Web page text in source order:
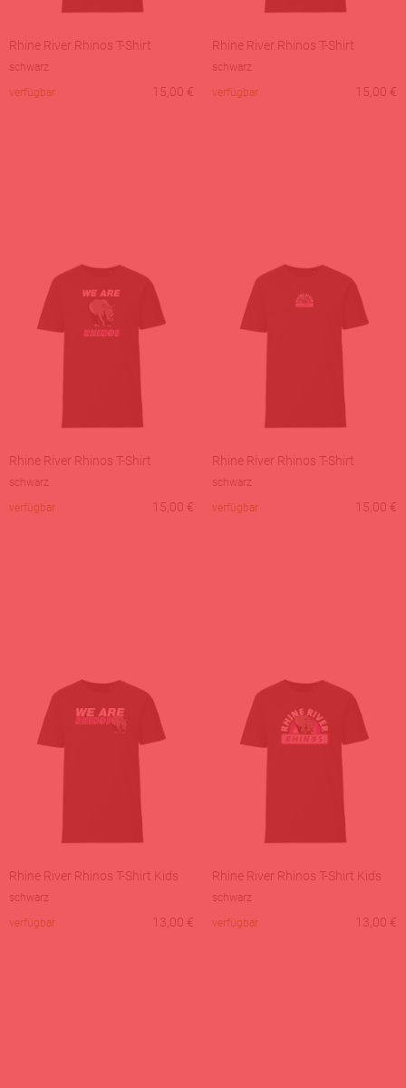
Rhine River Rhinos T-Shirt
schwarz
verfügbar
15,00 €
Rhine River Rhinos T-Shirt
schwarz
verfügbar
15,00 €
Rhine River Rhinos T-Shirt
schwarz
verfügbar
15,00 €
Rhine River Rhinos T-Shirt
schwarz
verfügbar
15,00 €
Rhine River Rhinos T-Shirt Kids
schwarz
verfügbar
13,00 €
Rhine River Rhinos T-Shirt Kids
schwarz
verfügbar
13,00 €